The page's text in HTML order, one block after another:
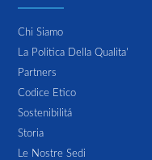
Chi Siamo
La Politica Della Qualita'
Partners
Codice Etico
Sostenibilitá
Storia
Le Nostre Sedi